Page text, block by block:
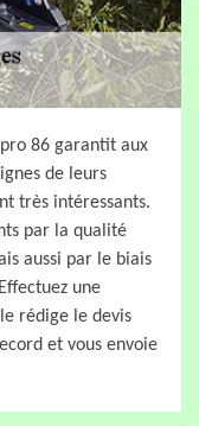
86 garantit aux
de leurs
très intéressants.
par la qualité
aussi par le biais
une
rédige le devis
et vous envoie